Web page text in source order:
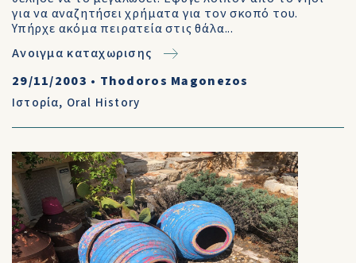
για να αναζητήσει χρήματα για τον σκοπό του.
Υπήρχε ακόμα πειρατεία στις θάλα...
Ανοιγμα καταχωρισης
29/11/2003 • Thodoros Magonezos
Ιστορία, Oral History